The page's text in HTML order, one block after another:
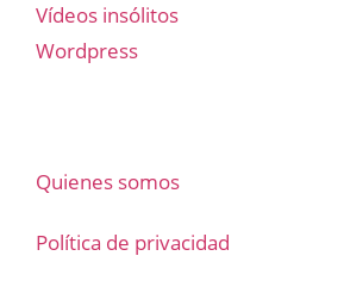
Vídeos insólitos
Wordpress
Quienes somos
Política de privacidad